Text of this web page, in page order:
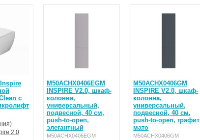
с
2.0
M50ACHX0406EGM
INSPIRE V2.0, шкаф-
колонна,
универсальный,
подвесной, 40 см,
push-to-open,
элегантный
M50ACHX0406EGM
M50ACHX0406GM
INSPIRE V2.0, шкаф-
колонна,
универсальный,
подвесной, 40 см,
push-to-open, графит
мато
M50ACHX0406GM